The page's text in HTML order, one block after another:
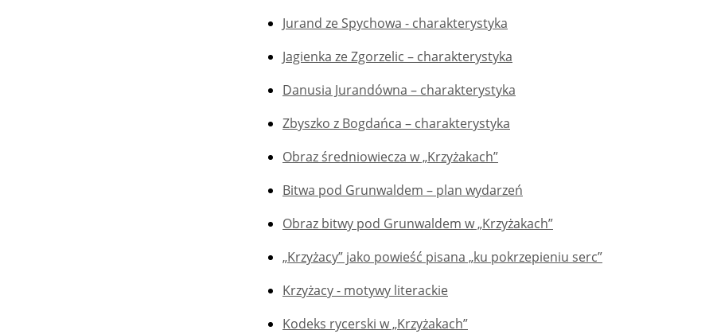
Jurand ze Spychowa - charakterystyka
Jagienka ze Zgorzelic – charakterystyka
Danusia Jurandówna – charakterystyka
Zbyszko z Bogdańca – charakterystyka
Obraz średniowiecza w „Krzyżakach”
Bitwa pod Grunwaldem – plan wydarzeń
Obraz bitwy pod Grunwaldem w „Krzyżakach”
„Krzyżacy” jako powieść pisana „ku pokrzepieniu serc”
Krzyżacy - motywy literackie
Kodeks rycerski w „Krzyżakach”